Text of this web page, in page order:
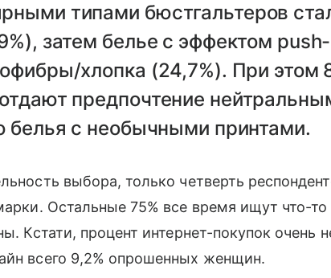
типами бюстгальтеров
затем белье с эффектом
хлопка (24,7%). При этом
предпочтение
белья с необычными принтами.
выбора, только четверть
Остальные 75% все время ищут что-то
Кстати, процент интернет-покупок очень
всего 9,2% опрошенных женщин.